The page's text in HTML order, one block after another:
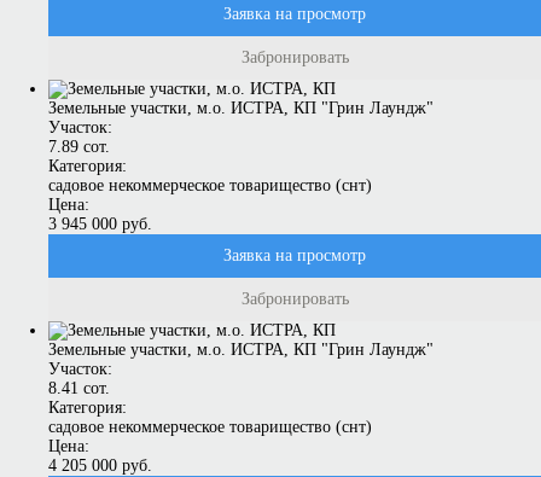
Заявка на просмотр
Забронировать
Земельные участки, м.о. ИСТРА, КП "Грин Лаундж"
Участок:
7.89 сот.
Категория:
садовое некоммерческое товарищество (снт)
Цена:
3 945 000 руб.
Заявка на просмотр
Забронировать
Земельные участки, м.о. ИСТРА, КП "Грин Лаундж"
Участок:
8.41 сот.
Категория:
садовое некоммерческое товарищество (снт)
Цена:
4 205 000 руб.